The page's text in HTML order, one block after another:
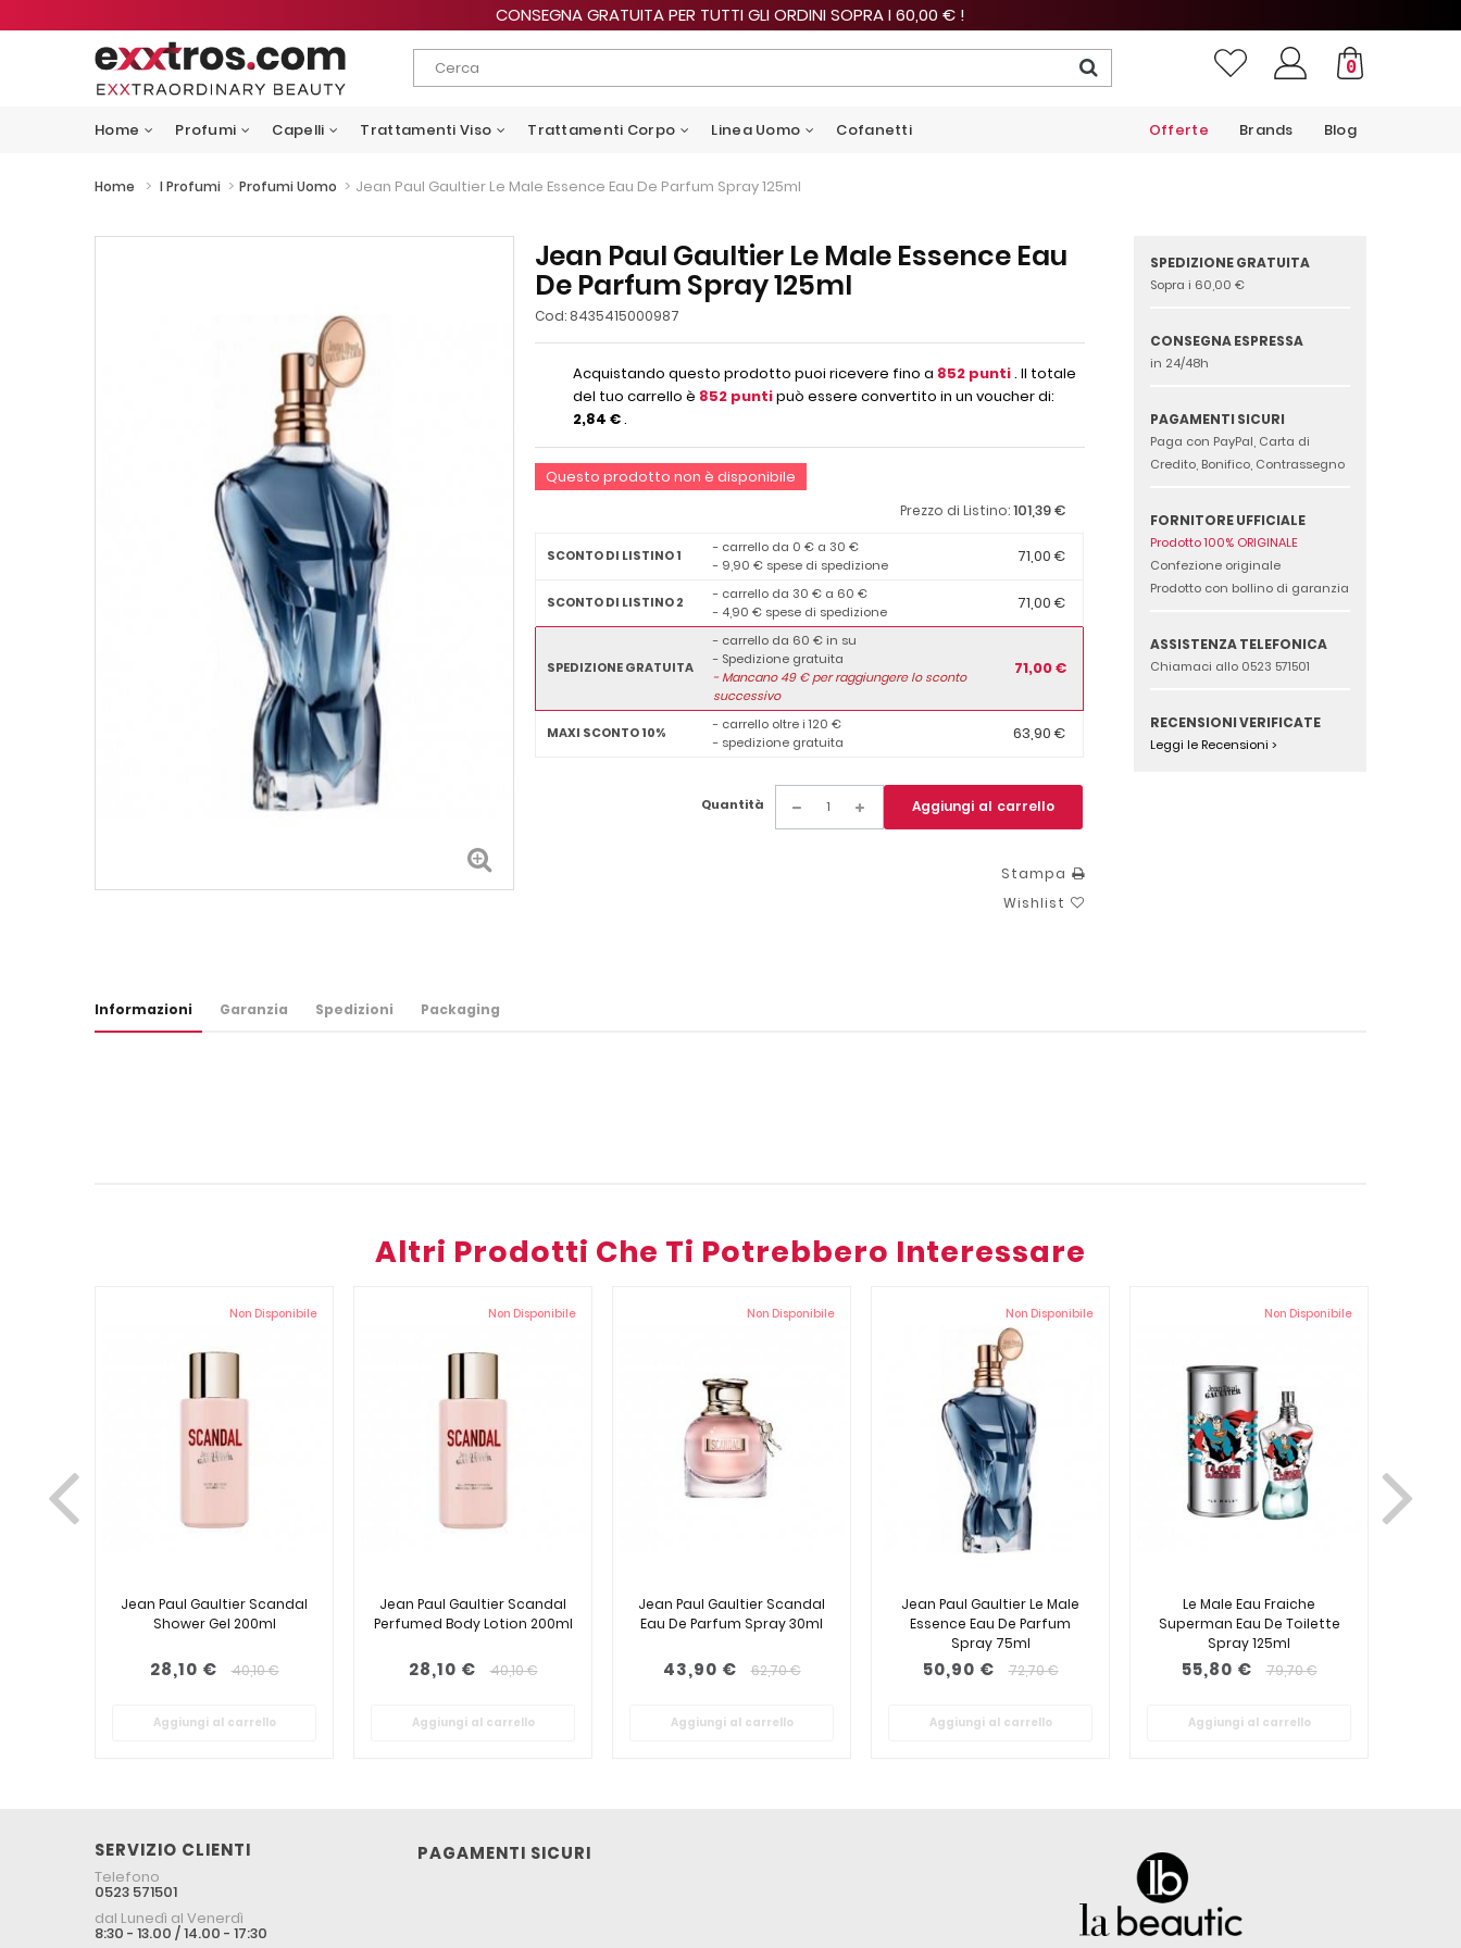
CONSEGNA GRATUITA PER TUTTI GLI ORDINI SOPRA I 60,00 € !
0
Home Profumi Capelli Trattamenti Viso Trattamenti Corpo Linea Uomo Cofanetti Blog
Brands
Offerte
Home > I Profumi > Profumi Uomo > Jean Paul Gaultier Le Male Essence Eau De Parfum Spray 125ml
Jean Paul Gaultier Le Male Essence Eau
De Parfum Spray 125ml
Cod: 8435415000987
Acquistando questo prodotto puoi ricevere fino a 852punti. Il totale
del tuo carrello è 852puntipuò essere convertito in un voucher di:
2,84 €.
Questo prodotto non è disponibile
Prezzo di Listino:101,39 €
SCONTO DI LISTINO 1
- carrello da 0 € a 30 €
- 9,90 € spese di spedizione
71,00 €
SCONTO DI LISTINO 2
- carrello da 30 € a 60 €
- 4,90 € spese di spedizione
71,00 €
SPEDIZIONE GRATUITA
- carrello da 60 € in su
- Spedizione gratuita
-Mancano49€ per raggiungere lo sconto
successivo
71,00 €
MAXI SCONTO 10%
- carrello oltre i 120 €
- spedizione gratuita
63,90 €
Quantità Aggiungi al carrello
Stampa
Wishlist
SPEDIZIONE GRATUITA
Sopra i 60,00 €
CONSEGNA ESPRESSA
in 24/48h
PAGAMENTI SICURI
Paga con PayPal, Carta di
Credito, Bonifico, Contrassegno
FORNITORE UFFICIALE
Prodotto 100% ORIGINALE
Confezione originale
Prodotto con bollino di garanzia
ASSISTENZA TELEFONICA
Chiamaci allo 0523 571501
RECENSIONI VERIFICATE
Leggi le Recensioni >
Informazioni Garanzia Spedizioni Packaging
Altri Prodotti Che Ti Potrebbero Interessare
Non Disponibile
Jean Paul Gaultier Scandal
Shower Gel 200ml
28,10 € 40,10 €
Aggiungi al carrello
Non Disponibile
Jean Paul Gaultier Scandal
Perfumed Body Lotion 200ml
28,10 € 40,10 €
Aggiungi al carrello
Non Disponibile
Jean Paul Gaultier Scandal
Eau De Parfum Spray 30ml
43,90 € 62,70 €
Aggiungi al carrello
Non Disponibile
Jean Paul Gaultier Le Male
Essence Eau De Parfum
Spray 75ml
50,90 € 72,70 €
Aggiungi al carrello
Non Disponibile
Le Male Eau Fraiche
Superman Eau De Toilette
Spray 125ml
55,80 € 79,70 €
Aggiungi al carrello
SERVIZIO CLIENTI
Telefono
0523 571501
dal Lunedì al Venerdì
8:30 - 13.00 / 14.00 - 17:30
PAGAMENTI SICURI